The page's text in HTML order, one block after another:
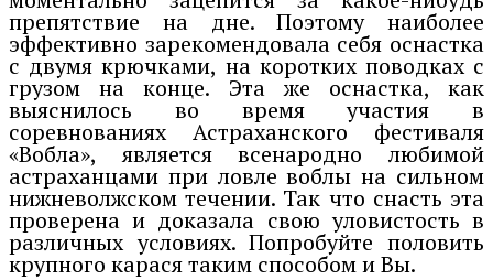
препятствие на дне. Поэтому наиболее
эффективно зарекомендовала себя оснастка
с двумя крючками, на коротких поводках с
грузом на конце. Эта же оснастка, как
выяснилось во время участия в
соревнованиях Астраханского фестиваля
«Вобла», является всенародно любимой
астраханцами при ловле воблы на сильном
нижневолжском течении. Так что снасть эта
проверена и доказала свою уловистость в
различных условиях. Попробуйте половить
крупного карася таким способом и Вы.